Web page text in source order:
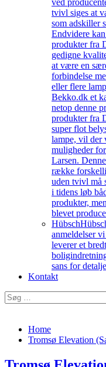
ved
tvivl siges at
som adskiller
Endvidere
produkter fra
gedigne
at være en
forbindelse
eller flere
Bekko.dk et
netop denne
produkter fra
super flot
lampe, vil der
muligheder
Larsen.
række
uden tvivl må
i tidens løb
produkter,
blevet
Hübsch
anmeldelser
leverer et
sans for
Kontakt
Søg
efter:
Home
Tromsø Elevation